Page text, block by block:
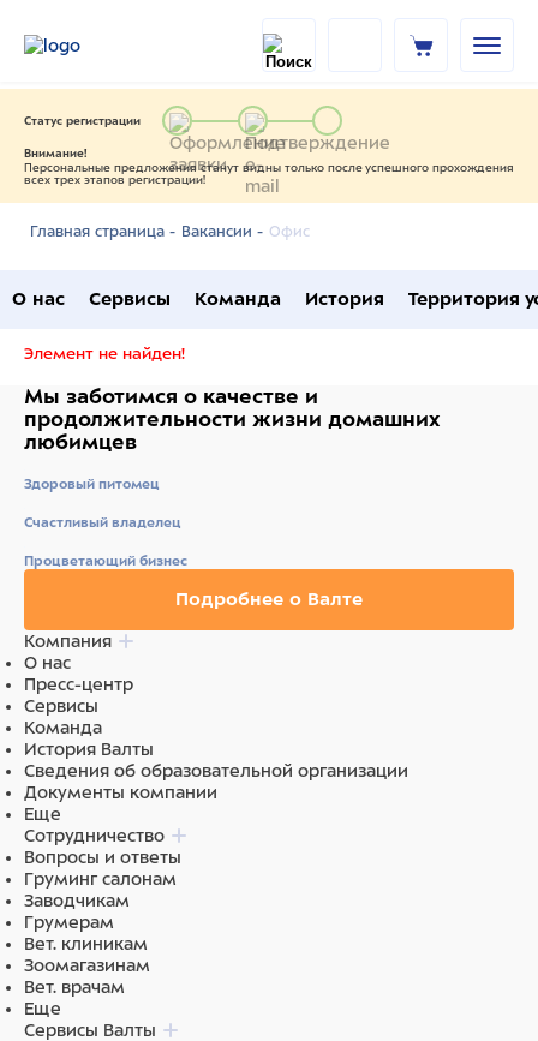
Статус регистрации
Внимание!
Персональные предложения станут видны только после успешного прохождения
всех трех этапов регистрации!
Главная страница - Вакансии - Офис
О нас Сервисы Команда История Территория
Элемент не найден!
Мы заботимся о качестве и
продолжительности жизни домашних
любимцев
Здоровый питомец
Счастливый владелец
Процветающий бизнес
Подробнее о Валте
Компания
О нас
Пресс-центр
Сервисы
Команда
История Валты
Сведения об образовательной организации
Документы компании
Еще
Сотрудничество
Вопросы и ответы
Груминг салонам
Заводчикам
Грумерам
Вет. клиникам
Зоомагазинам
Вет. врачам
Еще
Сервисы Валты